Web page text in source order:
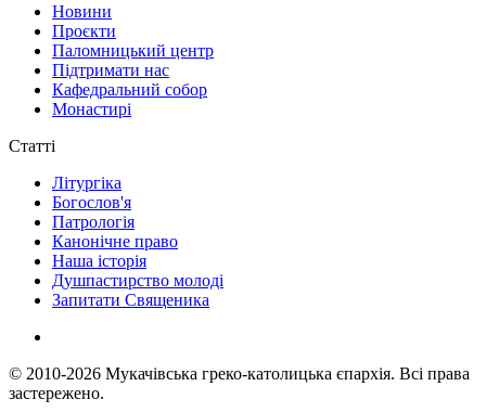
Новини
Проєкти
Паломницький центр
Підтримати нас
Кафедральний собор
Монастирі
Статті
Літургіка
Богослов'я
Патрологія
Канонічне право
Наша історія
Душпастирство молоді
Запитати Священика
© 2010-2026 Мукачівська греко-католицька єпархія. Всі права
застережено.